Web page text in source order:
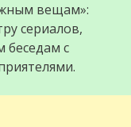
вещам»:
сериалов,
беседам с